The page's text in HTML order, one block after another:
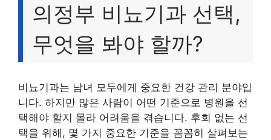
의정부 비뇨기과 선택,
무엇을 봐야 할까?
비뇨기과는 남녀 모두에게 중요한 건강 관리 분야입
니다. 하지만 많은 사람이 어떤 기준으로 병원을 선
택해야 할지 몰라 어려움을 겪습니다. 후회 없는 선
택을 위해, 몇 가지 중요한 기준을 꼼꼼히 살펴보는